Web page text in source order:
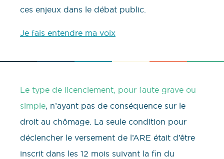
ces enjeux dans le débat public.
Je fais entendre ma voix
Le type de licenciement, pour faute grave ou
simple, n’ayant pas de conséquence sur le
droit au chômage. La seule condition pour
déclencher le versement de l’ARE était d’être
inscrit dans les 12 mois suivant la fin du